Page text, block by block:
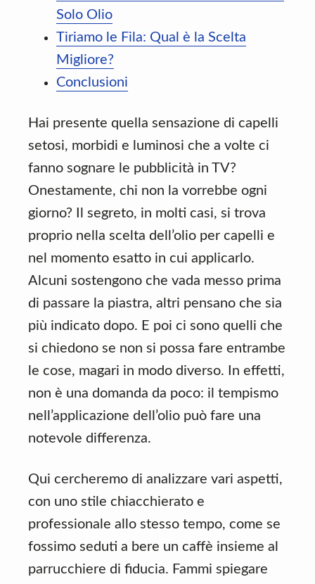
Solo Olio
Tiriamo le Fila: Qual è la Scelta
Migliore?
Conclusioni
Hai presente quella sensazione di capelli
setosi, morbidi e luminosi che a volte ci
fanno sognare le pubblicità in TV?
Onestamente, chi non la vorrebbe ogni
giorno? Il segreto, in molti casi, si trova
proprio nella scelta dell’olio per capelli e
nel momento esatto in cui applicarlo.
Alcuni sostengono che vada messo prima
di passare la piastra, altri pensano che sia
più indicato dopo. E poi ci sono quelli che
si chiedono se non si possa fare entrambe
le cose, magari in modo diverso. In effetti,
non è una domanda da poco: il tempismo
nell’applicazione dell’olio può fare una
notevole differenza.
Qui cercheremo di analizzare vari aspetti,
con uno stile chiacchierato e
professionale allo stesso tempo, come se
fossimo seduti a bere un caffè insieme al
parrucchiere di fiducia. Fammi spiegare